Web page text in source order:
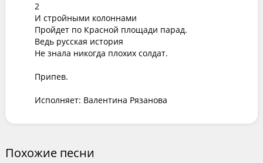
2
И стройными колоннами
Пройдет по Красной площади парад.
Ведь русская история
Не знала никогда плохих солдат.
Припев.
Исполняет: Валентина Рязанова
Похожие песни